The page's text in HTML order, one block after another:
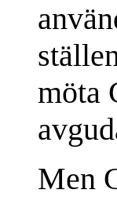
möta
Men